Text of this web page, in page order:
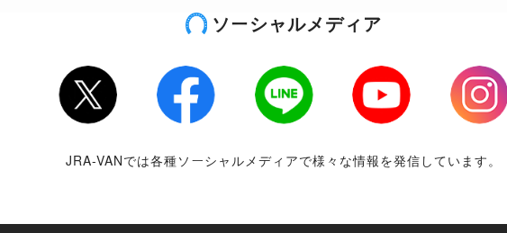
ソーシャルメディア
Twitter Facebook LINE Youtube
Instagram
JRA-VANでは各種ソーシャルメディアで様々な情報を発信しています。